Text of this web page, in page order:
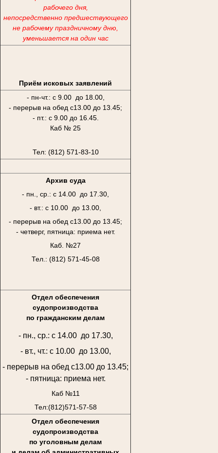
рабочего дня,
непосредственно предшествующего
не рабочему праздничному дню,
уменьшается на один час
Приём исковых заявлений
- пн-чт.: с 9.00 до 18.00,
- перерыв на обед с13.00 до 13.45;
- пт.: с 9.00 до 16.45.
Каб № 25
Тел: (812) 571-83-10
Архив суда
- пн., ср.: с 14.00 до 17.30,
- вт.: с 10.00 до 13.00,
- перерыв на обед с13.00 до 13.45;
- четверг, пятница: приема нет.
Каб. №27
Тел.: (812) 571-45-08
Отдел обеспечения
судопроизводства
по гражданским делам
- пн., ср.: с 14.00 до 17.30,
- вт., чт.: с 10.00 до 13.00,
- перерыв на обед с13.00 до 13.45;
- пятница: приема нет.
Каб №11
Тел:(812)571-57-58
Отдел обеспечения
судопроизводства
по уголовным делам